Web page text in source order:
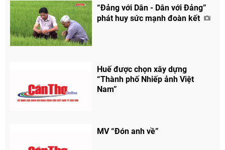
“Đảng với Dân - Dân với Đảng”
phát huy sức mạnh đoàn kết
Huế được chọn xây dựng
“Thành phố Nhiếp ảnh Việt
Nam”
MV “Đón anh về”